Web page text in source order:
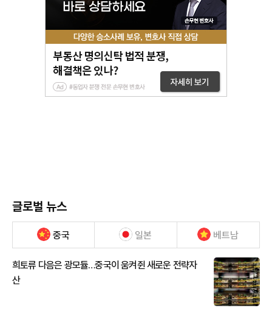
글로벌 뉴스
중국 일본 베트남
희토류 다음은 광모듈…중국이 움켜쥔 새로운 전략자
산